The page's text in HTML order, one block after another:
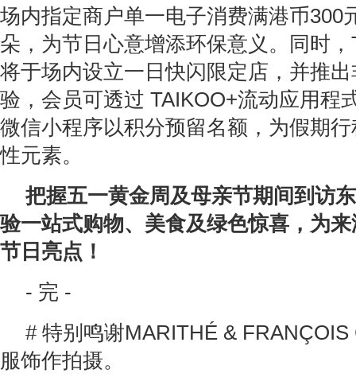
场内指定商户单一电子消费满港币300
朵，为节日心意增添环保意义。同时，
将于场内设立一日快闪限定店，并推
验，会员可透过 TAIKOO+流动应用程
微信小程序以积分预留名额，为假期
性元素。
把握五一黄金周及母亲节期间到访
验一站式购物、美食及绿色惊喜， 为
节日亮点 ！
- 完 -
# 特别鸣谢MARITHÉ &
服饰作拍摄。